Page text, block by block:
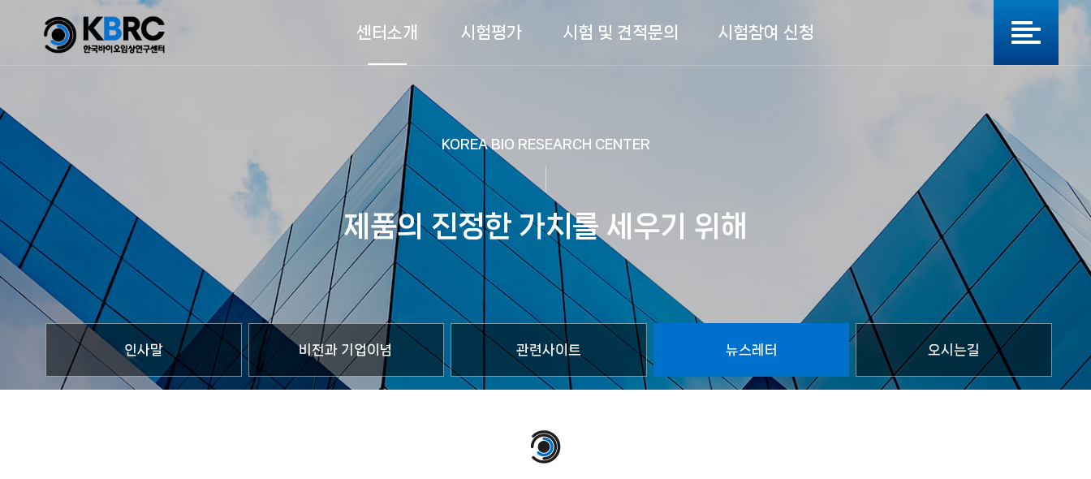
센터소개 시험평가 시험 및 견적문의 시험참여 신청
KOREA BIO RESEARCH CENTER
제품의 진정한 가치를 세우기 위해
인사말 비전과 기업이념 관련사이트 뉴스레터 오시는길